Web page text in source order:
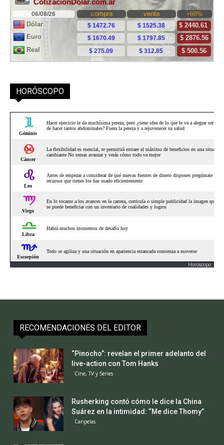
HORÓSCOPO
Horoscopo
RECOMENDACIONES DEL EDITOR
“Pinocho”: revelan el primer adelanto del
live-action con Tom Hanks
Cine, TV y Series
Rusherking contó cómo le dice la China
Suárez en la intimidad: “Me dice Thomy”
Caripelas